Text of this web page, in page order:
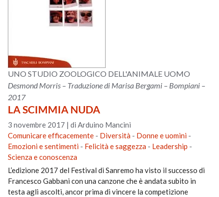
UNO STUDIO ZOOLOGICO DELL'ANIMALE UOMO
Desmond Morris – Traduzione di Marisa Bergami – Bompiani –
2017
LA SCIMMIA NUDA
3 novembre 2017 |di Arduino Mancini
Comunicare efficacemente - Diversità - Donne e uomini -
Emozioni e sentimenti - Felicità e saggezza - Leadership -
Scienza e conoscenza
L’edizione 2017 del Festival di Sanremo ha visto il successo di
Francesco Gabbani con una canzone che è andata subito in
testa agli ascolti, ancor prima di vincere la competizione